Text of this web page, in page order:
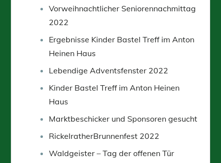
Vorweihnachtlicher Seniorennachmittag
2022
Ergebnisse Kinder Bastel Treff im Anton
Heinen Haus
Lebendige Adventsfenster 2022
Kinder Bastel Treff im Anton Heinen
Haus
Marktbeschicker und Sponsoren gesucht
RickelratherBrunnenfest 2022
Waldgeister – Tag der offenen Tür